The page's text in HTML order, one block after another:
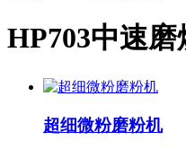
HP703中速磨
超细微粉磨粉机